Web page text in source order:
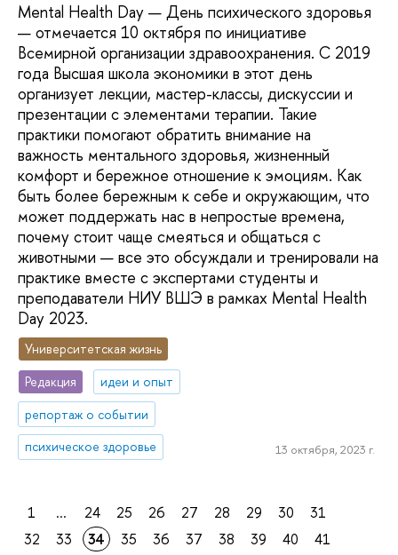
Mental Health Day — День психического здоровья
— отмечается 10 октября по инициативе
Всемирной организации здравоохранения. С 2019
года Высшая школа экономики в этот день
организует лекции, мастер-классы, дискуссии и
презентации с элементами терапии. Такие
практики помогают обратить внимание на
важность ментального здоровья, жизненный
комфорт и бережное отношение к эмоциям. Как
быть более бережным к себе и окружающим, что
может поддержать нас в непростые времена,
почему стоит чаще смеяться и общаться с
животными — все это обсуждали и тренировали на
практике вместе с экспертами студенты и
преподаватели НИУ ВШЭ в рамках Mental Health
Day 2023.
Университетская жизнь
Редакция
идеи и опыт
репортаж о событии
психическое здоровье
13 октября, 2023 г.
1 ... 24 25 26 27 28 29 30
31
32
33 34 35 36 37 38 39 40
41